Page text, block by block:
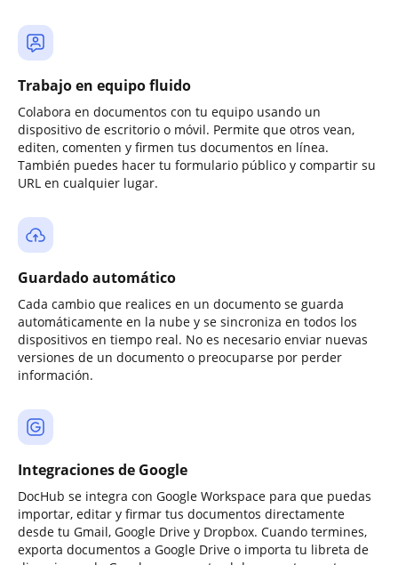
Trabajo en equipo fluido
Colabora en documentos con tu equipo usando un
dispositivo de escritorio o móvil. Permite que otros vean,
editen, comenten y firmen tus documentos en línea.
También puedes hacer tu formulario público y compartir su
URL en cualquier lugar.
Guardado automático
Cada cambio que realices en un documento se guarda
automáticamente en la nube y se sincroniza en todos los
dispositivos en tiempo real. No es necesario enviar nuevas
versiones de un documento o preocuparse por perder
información.
Integraciones de Google
DocHub se integra con Google Workspace para que puedas
importar, editar y firmar tus documentos directamente
desde tu Gmail, Google Drive y Dropbox. Cuando termines,
exporta documentos a Google Drive o importa tu libreta de